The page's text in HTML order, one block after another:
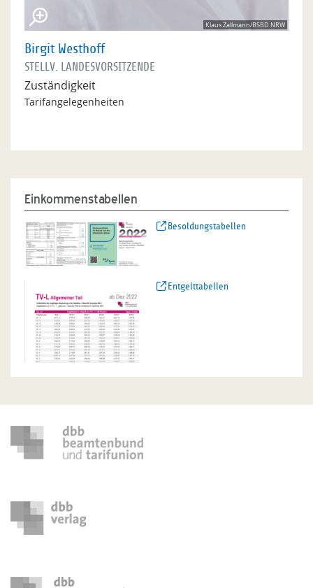
Klaus Zallmann/BSBD NRW
Birgit Westhoff
STELLV. LANDESVORSITZENDE
Zuständigkeit
Tarifangelegenheiten
Einkommenstabellen
Besoldungstabellen
Entgelttabellen